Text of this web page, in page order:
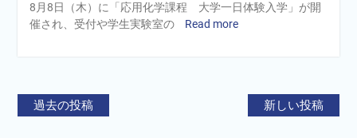
8月8日（木）に「応用化学課程 大学一日体験入学」が開
催され、受付や学生実験室の
Read more
投
稿
過去の投稿 新しい投稿